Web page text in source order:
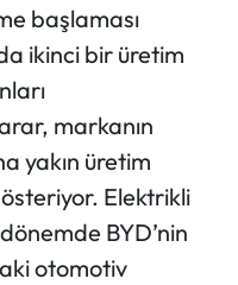
başlaması
ikinci bir üretim
markanın
yakın üretim
Elektrikli
BYD’nin
otomotiv